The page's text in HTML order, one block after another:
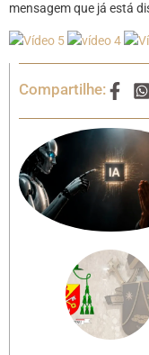
mensagem que já está
Compartilhe: